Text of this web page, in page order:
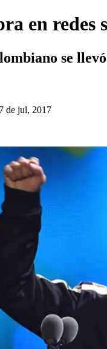
en redes
se
de jul, 2017